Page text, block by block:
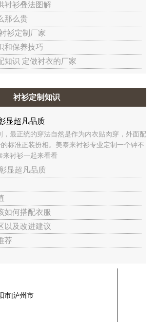
衬衫叠法图解
那么贵
衫定制厂家
和保养技巧
知识 定做衬衣的厂家
衬衫定制知识
显超凡品质
，最正统的穿法自然是作为内衣贴肉穿，外面配
的标准正装扮相。美泰来衬衫专业定制一个钟不
来衬衫一起来看看
显超凡品质
如何搭配衣服
以及改进建议
荐
市|泸州市